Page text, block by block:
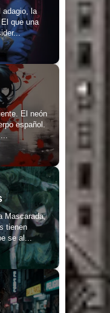
adagio, la
que una
El neón
español.
Mascarada,
tienen
se al...